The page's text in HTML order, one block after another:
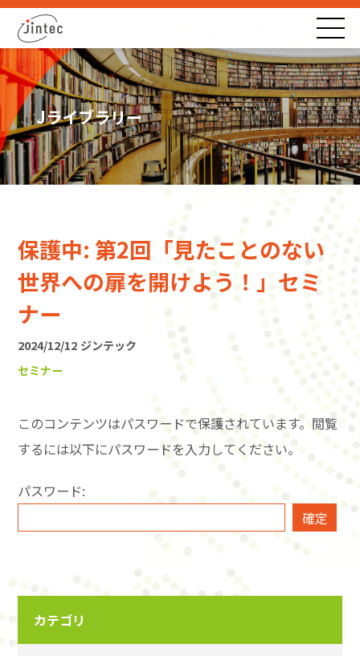
Jライブラリー
保護中: 第2回「見たことのない
世界への扉を開けよう！」セミ
ナー
2024/12/12 ジンテック
セミナー
このコンテンツはパスワードで保護されています。閲覧
するには以下にパスワードを入力してください。
パスワード:
カテゴリ